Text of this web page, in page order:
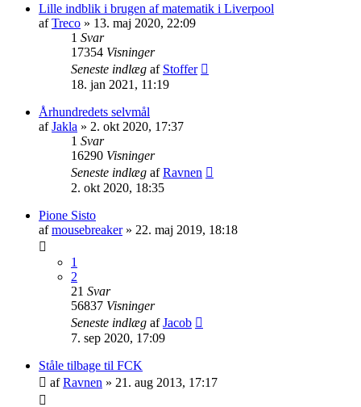
Lille indblik i brugen af matematik i Liverpool
afTreco » 13. maj 2020, 22:09
1 Svar
17354 Visninger
Seneste indlæg af Stoffer
18. jan 2021, 11:19
Århundredets selvmål
afJakla » 2. okt 2020, 17:37
1 Svar
16290 Visninger
Seneste indlæg afRavnen
2. okt 2020, 18:35
Pione Sisto
afmousebreaker» 22. maj 2019, 18:18
1
2
21 Svar
56837 Visninger
Seneste indlæg afJacob
7. sep 2020, 17:09
Ståle tilbage til FCK
afRavnen » 21. aug 2013, 17:17